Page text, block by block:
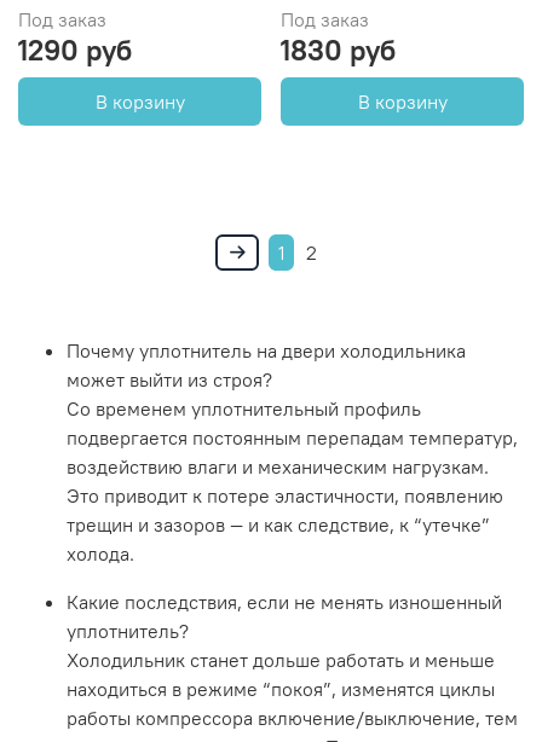
Под заказ
1290 руб
В корзину
Под заказ
1830 руб
В корзину
1 2
Почему уплотнитель на двери холодильника
может выйти из строя?
Со временем уплотнительный профиль
подвергается постоянным перепадам температур,
воздействию влаги и механическим нагрузкам.
Это приводит к потере эластичности, появлению
трещин и зазоров — и как следствие, к “утечке”
холода.
Какие последствия, если не менять изношенный
уплотнитель?
Холодильник станет дольше работать и меньше
находиться в режиме “покоя”, изменятся циклы
работы компрессора включение/выключение, тем